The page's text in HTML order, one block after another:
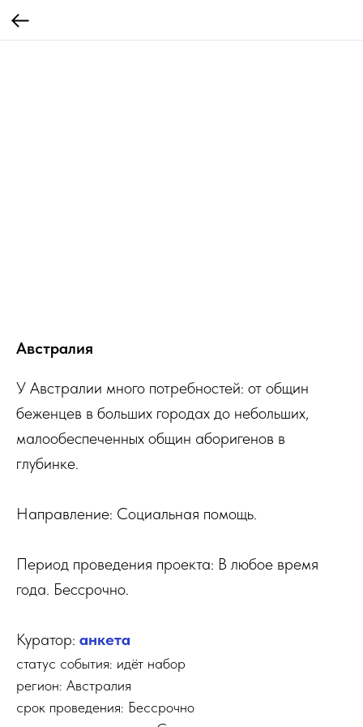
Австралия
У Австралии много потребностей: от общин
беженцев в больших городах до небольших,
малообеспеченных общин аборигенов в
глубинке.
Направление: Социальная помощь.
Период проведения проекта: В любое время
года. Бессрочно.
Куратор: анкета
статус события: идёт набор
регион: Австралия
срок проведения: Бессрочно